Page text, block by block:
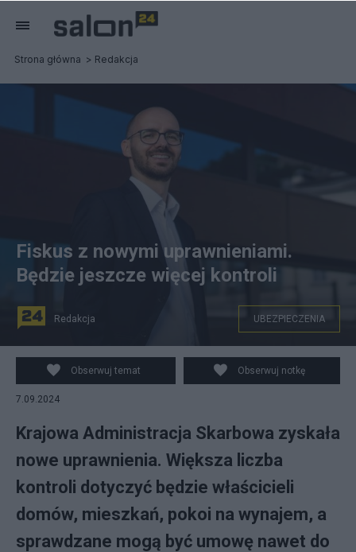
Strona główna Redakcja
Fiskus z nowymi uprawnieniami.
Będzie jeszcze więcej kontroli
Redakcja UBEZPIECZENIA
Obserwuj temat Obserwuj notkę
7.09.2024
Krajowa Administracja Skarbowa zyskała
nowe uprawnienia. Większa liczba
kontroli dotyczyć będzie właścicieli
domów, mieszkań, pokoi na wynajem, a
sprawdzane mogą być umowę nawet do